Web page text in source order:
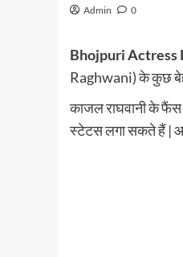
Admin 0
Bhojpuri Actress
Raghwani) के कुछ
काजल राघवानी के
स्टेटस लगा सकते हैं |